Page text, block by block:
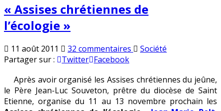
« Assises chrétiennes de
l’écologie »
11 août 2011 32 commentaires sur
de
l’écologie »
Publié
Société
Partager sur :
Twitter Facebook
Après avoir organisé les Assises chrétiennes du jeûne,
le Père Jean-Luc Souveton, prêtre du diocèse de Saint
Etienne, organise du 11 au 13 novembre prochain les